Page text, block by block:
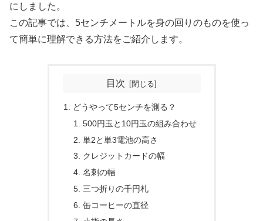
にしました。
この記事では、5センチメートルを身の回りのものを使っ
て簡単に理解できる方法をご紹介します。
目次
どうやって5センチを測る？
500円玉と10円玉の組み合わせ
単2と単3電池の高さ
クレジットカードの幅
名刺の幅
三つ折りの千円札
缶コーヒーの直径